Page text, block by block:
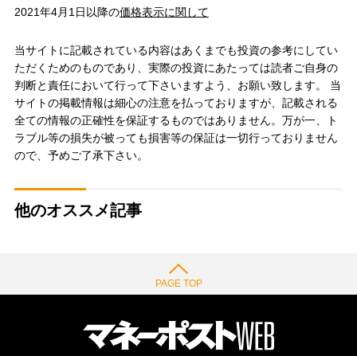
2021年4月1日以降の価格表示に関して
当サイトに記載されている内容はあくまでも投資の参考にしてい
ただくためのものであり、実際の投資にあたっては読者ご自身の
判断と責任において行って下さいますよう、お願い致します。 当
サイトの掲載情報は細心の注意を払っておりますが、記載される
全ての情報の正確性を保証するものではありません。万が一、ト
ラブル等の損失が被っても損害等の保証は一切行っておりません
ので、予めご了承下さい。
他のオススメ記事
PAGE TOP